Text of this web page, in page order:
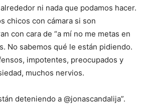
ni nada que podamos hacer.
chicos con cámara si son
con cara de “a mí no me metas en
No sabemos qué le están pidiendo.
impotentes, preocupados y
muchos nervios.
deteniendo a @jonascandalija”.